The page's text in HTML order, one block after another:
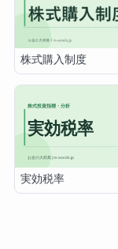
株式購入制度
実効税率